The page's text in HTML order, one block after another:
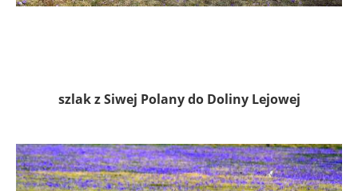
szlak z Siwej Polany do Doliny Lejowej